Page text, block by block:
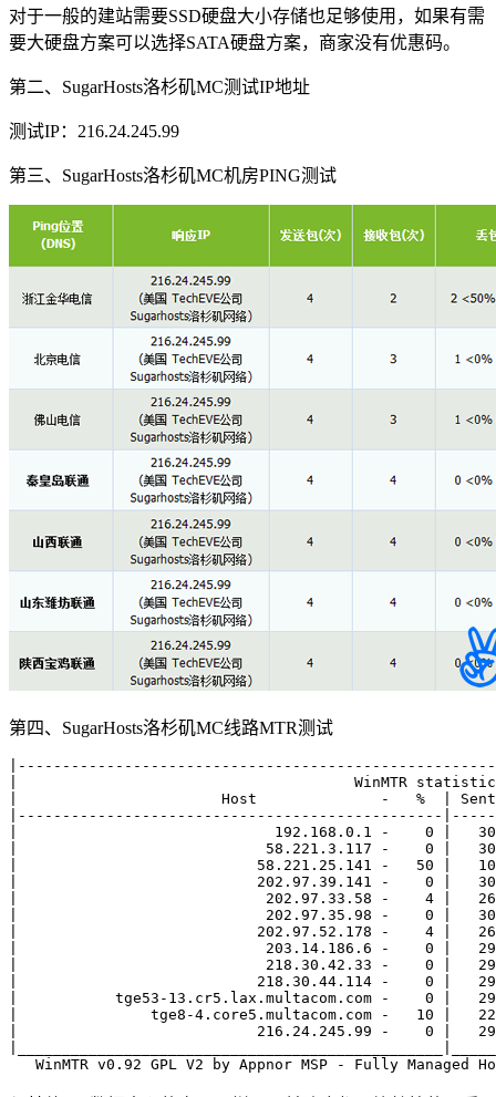
对于一般的建站需要SSD硬盘大小存储也足够使用，如果有需
要大硬盘方案可以选择SATA硬盘方案，商家没有优惠码。
第二、SugarHosts洛杉矶MC测试IP地址
测试IP：216.24.245.99
第三、SugarHosts洛杉矶MC机房PING测试
第四、SugarHosts洛杉矶MC线路MTR测试
|                                      WinMTR
|                       Host              -   %  | Sent |
|------------------------------------------------
|                             192.168.0.1 -    0 |
|                            58.221.3.117 -    0 |
|                           58.221.25.141 -   50 |
|                           202.97.39.141 -    0 |
|                            202.97.33.58 -    4 |
|                            202.97.35.98 -    0 |
|                           202.97.52.178 -    4 |   26
|                            203.14.186.6 -    0 |   29
|                            218.30.42.33 -    0 |   29
|                           218.30.44.114 -    0 |   29
|           tge53-13.cr5.lax.multacom.com -    0 |
|               tge8-4.core5.multacom.com -   10 |
|                           216.24.245.99 -    0 |   29